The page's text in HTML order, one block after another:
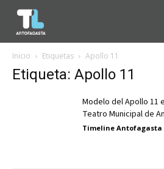
Inicio Etiquetas Apollo 11
Etiqueta: Apollo 11
Modelo del Apollo 11
Teatro Municipal de
Timeline Antofagasta